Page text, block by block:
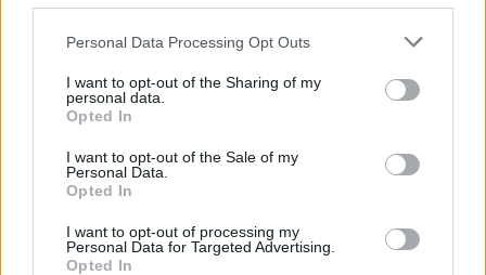
Personal Data Processing Opt Outs
I want to opt-out of the Sharing of my
personal data.
Opted In
I want to opt-out of the Sale of my
Personal Data.
Opted In
I want to opt-out of processing my
Personal Data for Targeted Advertising.
Opted In
¿Apoyar a Gilberto Santa Rosa?
150 6
Ranking de Gilberto Santa Rosa